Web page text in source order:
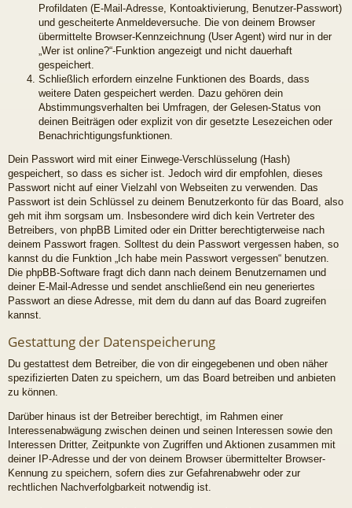
Profildaten (E-Mail-Adresse, Kontoaktivierung, Benutzer-Passwort)
und gescheiterte Anmeldeversuche. Die von deinem Browser
übermittelte Browser-Kennzeichnung (User Agent) wird nur in der
„Wer ist online?“-Funktion angezeigt und nicht dauerhaft
gespeichert.
Schließlich erfordern einzelne Funktionen des Boards, dass
weitere Daten gespeichert werden. Dazu gehören dein
Abstimmungsverhalten bei Umfragen, der Gelesen-Status von
deinen Beiträgen oder explizit von dir gesetzte Lesezeichen oder
Benachrichtigungsfunktionen.
Dein Passwort wird mit einer Einwege-Verschlüsselung (Hash)
gespeichert, so dass es sicher ist. Jedoch wird dir empfohlen, dieses
Passwort nicht auf einer Vielzahl von Webseiten zu verwenden. Das
Passwort ist dein Schlüssel zu deinem Benutzerkonto für das Board, also
geh mit ihm sorgsam um. Insbesondere wird dich kein Vertreter des
Betreibers, von phpBB Limited oder ein Dritter berechtigterweise nach
deinem Passwort fragen. Solltest du dein Passwort vergessen haben, so
kannst du die Funktion „Ich habe mein Passwort vergessen“ benutzen.
Die phpBB-Software fragt dich dann nach deinem Benutzernamen und
deiner E-Mail-Adresse und sendet anschließend ein neu generiertes
Passwort an diese Adresse, mit dem du dann auf das Board zugreifen
kannst.
Gestattung der Datenspeicherung
Du gestattest dem Betreiber, die von dir eingegebenen und oben näher
spezifizierten Daten zu speichern, um das Board betreiben und anbieten
zu können.
Darüber hinaus ist der Betreiber berechtigt, im Rahmen einer
Interessenabwägung zwischen deinen und seinen Interessen sowie den
Interessen Dritter, Zeitpunkte von Zugriffen und Aktionen zusammen mit
deiner IP-Adresse und der von deinem Browser übermittelter Browser-
Kennung zu speichern, sofern dies zur Gefahrenabwehr oder zur
rechtlichen Nachverfolgbarkeit notwendig ist.